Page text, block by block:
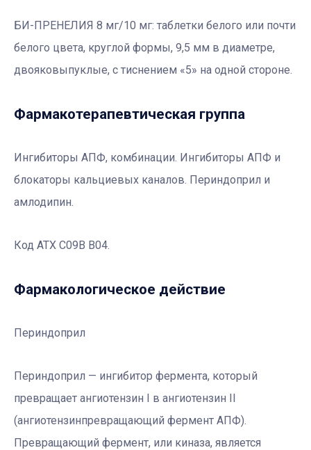
БИ-ПРЕНЕЛИЯ 8 мг/10 мг: таблетки белого или почти
белого цвета, круглой формы, 9,5 мм в диаметре,
двояковыпуклые, с тиснением «5» на одной стороне.
Фармакотерапевтичеcкая группа
Ингибиторы АПФ, комбинации. Ингибиторы АПФ и
блокаторы кальциевых каналов. Периндоприл и
амлодипин.
Код АТХ C09B B04.
Фармакологическое действие
Периндоприл
Периндоприл — ингибитор фермента, который
превращает ангиотензин I в ангиотензин II
(ангиотензинпревращающий фермент АПФ).
Превращающий фермент, или киназа, является